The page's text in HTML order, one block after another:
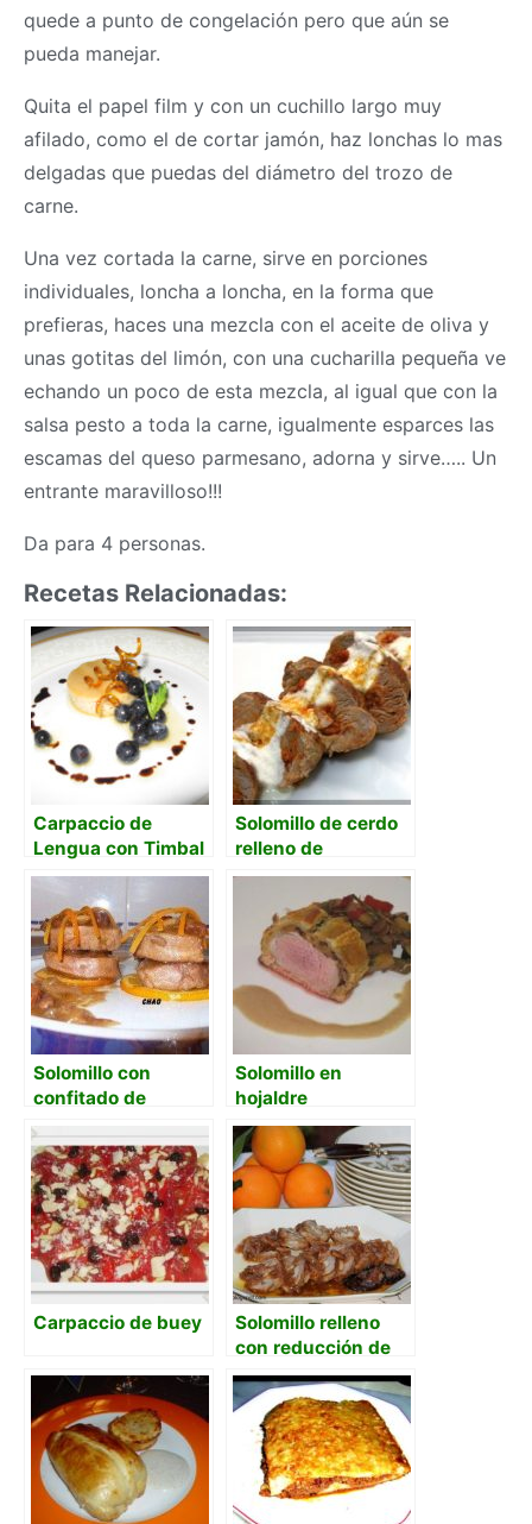
quede a punto de congelación pero que aún se
pueda manejar.
Quita el papel film y con un cuchillo largo muy
afilado, como el de cortar jamón, haz lonchas lo mas
delgadas que puedas del diámetro del trozo de
carne.
Una vez cortada la carne, sirve en porciones
individuales, loncha a loncha, en la forma que
prefieras, haces una mezcla con el aceite de oliva y
unas gotitas del limón, con una cucharilla pequeña ve
echando un poco de esta mezcla, al igual que con la
salsa pesto a toda la carne, igualmente esparces las
escamas del queso parmesano, adorna y sirve….. Un
entrante maravilloso!!!
Da para 4 personas.
Recetas Relacionadas:
Carpaccio de
Lengua con Timbal
de Pebre de Mote
Solomillo de cerdo
relleno de
sobrasada con
salsa de queso
Solomillo con
confitado de
naranja, zanahoria
e higos
Solomillo en
hojaldre
Carpaccio de buey
Solomillo relleno
con reducción de
naranja y coñac